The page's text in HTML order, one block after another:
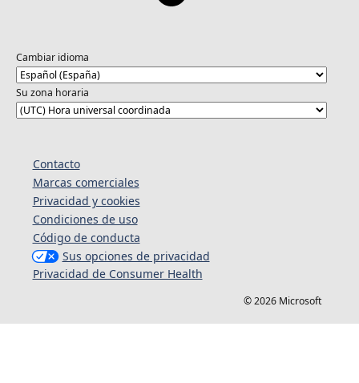
Cambiar idioma
Su zona horaria
Contacto
Marcas comerciales
Privacidad y cookies
Condiciones de uso
Código de conducta
Sus opciones de privacidad
Privacidad de Consumer Health
© 2026 Microsoft